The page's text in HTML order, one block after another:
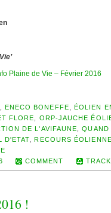
Plaine de Vie – Février 2016
ENECO BONEFFE
ÉOLIEN
FLORE
ORP-JAUCHE
DE L'AVIFAUNE ,
D'ETAT
RECOURS
COMMENT
!